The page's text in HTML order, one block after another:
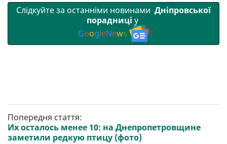
Слідкуйте за останніми новинами Дніпровської
порадниці у
GoogleNews
Попередня стаття:
Их осталось менее 10: на Днепропетровщине
заметили редкую птицу (фото)